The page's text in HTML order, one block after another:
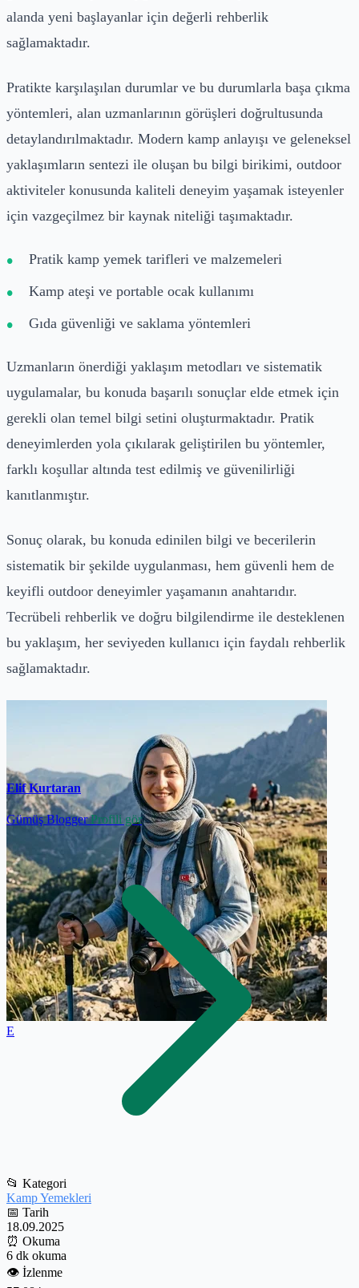
alanda yeni başlayanlar için değerli rehberlik
sağlamaktadır.
Pratikte karşılaşılan durumlar ve bu durumlarla başa çıkma
yöntemleri, alan uzmanlarının görüşleri doğrultusunda
detaylandırılmaktadır. Modern kamp anlayışı ve geleneksel
yaklaşımların sentezi ile oluşan bu bilgi birikimi, outdoor
aktiviteler konusunda kaliteli deneyim yaşamak isteyenler
için vazgeçilmez bir kaynak niteliği taşımaktadır.
Pratik kamp yemek tarifleri ve malzemeleri
Kamp ateşi ve portable ocak kullanımı
Gıda güvenliği ve saklama yöntemleri
Uzmanların önerdiği yaklaşım metodları ve sistematik
uygulamalar, bu konuda başarılı sonuçlar elde etmek için
gerekli olan temel bilgi setini oluşturmaktadır. Pratik
deneyimlerden yola çıkılarak geliştirilen bu yöntemler,
farklı koşullar altında test edilmiş ve güvenilirliği
kanıtlanmıştır.
Sonuç olarak, bu konuda edinilen bilgi ve becerilerin
sistematik bir şekilde uygulanması, hem güvenli hem de
keyifli outdoor deneyimler yaşamanın anahtarıdır.
Tecrübeli rehberlik ve doğru bilgilendirme ile desteklenen
bu yaklaşım, her seviyeden kullanıcı için faydalı rehberlik
sağlamaktadır.
E
Elif Kurtaran
Gümüş Blogger Profili gör
📂 Kategori
Kamp Yemekleri
📅 Tarih
18.09.2025
⏰ Okuma
6 dk okuma
👁️ İzlenme